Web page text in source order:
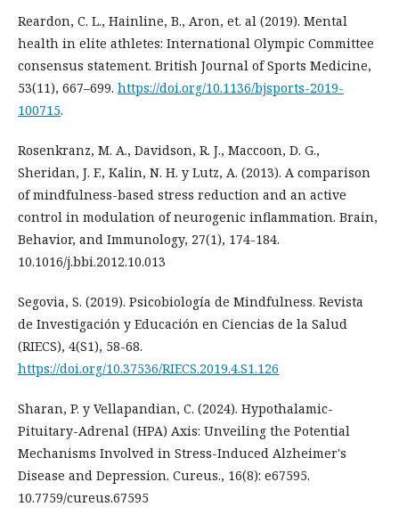
Reardon, C. L., Hainline, B., Aron, et. al (2019). Mental
health in elite athletes: International Olympic Committee
consensus statement. British Journal of Sports Medicine,
53(11), 667–699. https://doi.org/10.1136/bjsports-2019-
100715.
Rosenkranz, M. A., Davidson, R. J., Maccoon, D. G.,
Sheridan, J. F., Kalin, N. H. y Lutz, A. (2013). A comparison
of mindfulness-based stress reduction and an active
control in modulation of neurogenic inflammation. Brain,
Behavior, and Immunology, 27(1), 174-184.
10.1016/j.bbi.2012.10.013
Segovia, S. (2019). Psicobiología de Mindfulness. Revista
de Investigación y Educación en Ciencias de la Salud
(RIECS), 4(S1), 58-68.
https://doi.org/10.37536/RIECS.2019.4.S1.126
Sharan, P. y Vellapandian, C. (2024). Hypothalamic-
Pituitary-Adrenal (HPA) Axis: Unveiling the Potential
Mechanisms Involved in Stress-Induced Alzheimer's
Disease and Depression. Cureus., 16(8): e67595.
10.7759/cureus.67595